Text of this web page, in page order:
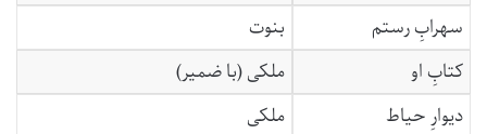
سهرابِ رستم
بنوت
کتابِ او
ملکی (با ضمیر)
دیوارِ حیاط
ملکی